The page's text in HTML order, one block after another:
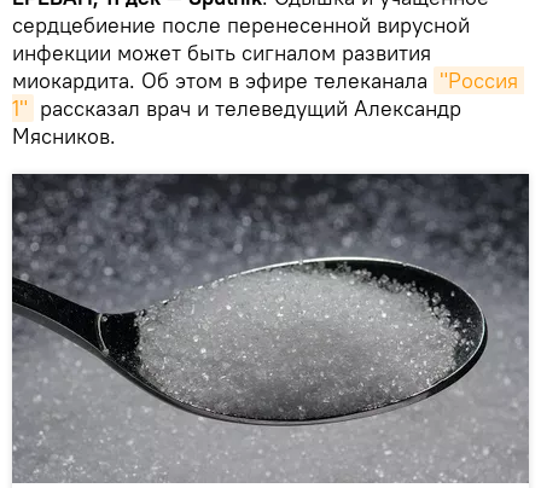
сердцебиение после перенесенной вирусной
инфекции может быть сигналом развития
миокардита. Об этом в эфире телеканала "Россия
1" рассказал врач и телеведущий Александр
Мясников.